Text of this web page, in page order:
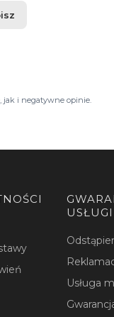
i negatywne opinie.
USŁUGI
Usługa